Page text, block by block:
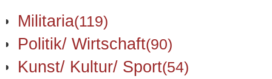
Militaria(119)
Politik/ Wirtschaft(90)
Kunst/ Kultur/ Sport(54)